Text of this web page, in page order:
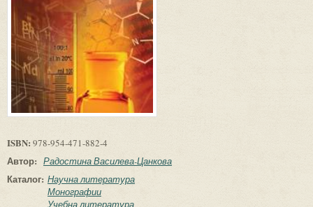
ISBN: 978-954-471-882-4
Автор: Радостина Василева-Цанкова
Каталог: Научна литература
Монографии
Учебна литература